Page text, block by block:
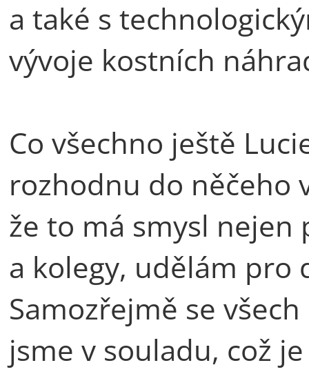
a také s
vývoje kostních
Co všechno ještě
rozhodnu do něčeho
že to má smysl
a kolegy, udělám pro
Samozřejmě se
jsme v souladu, což